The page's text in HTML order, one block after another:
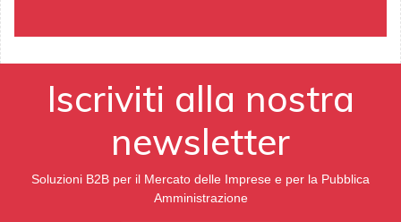
Iscriviti alla nostra
newsletter
Soluzioni B2B per il Mercato delle Imprese e per la Pubblica
Amministrazione